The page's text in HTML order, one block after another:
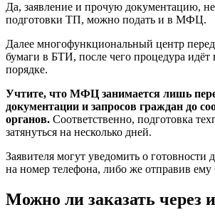
Да, заявление и прочую документацию,
подготовки ТП, можно подать и в МФЦ.
Далее многофункциональный центр
бумаги в БТИ, после чего процедура идёт
порядке.
Учтите, что МФЦ занимается лишь
документации и запросов граждан до
органов. Соответственно, подготовка
затянуться на несколько дней.
Заявителя могут уведомить о готовности
на номер телефона, либо же отправив
Можно ли заказать через